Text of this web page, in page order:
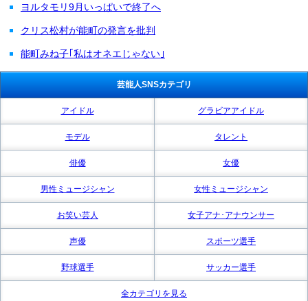
ヨルタモリ9月いっぱいで終了へ
クリス松村が能町の発言を批判
能町みね子｢私はオネエじゃない｣
芸能人SNSカテゴリ
アイドル グラビアアイドル
モデル タレント
俳優 女優
男性ミュージシャン 女性ミュージシャン
お笑い芸人 女子アナ･アナウンサー
声優 スポーツ選手
野球選手 サッカー選手
全カテゴリを見る